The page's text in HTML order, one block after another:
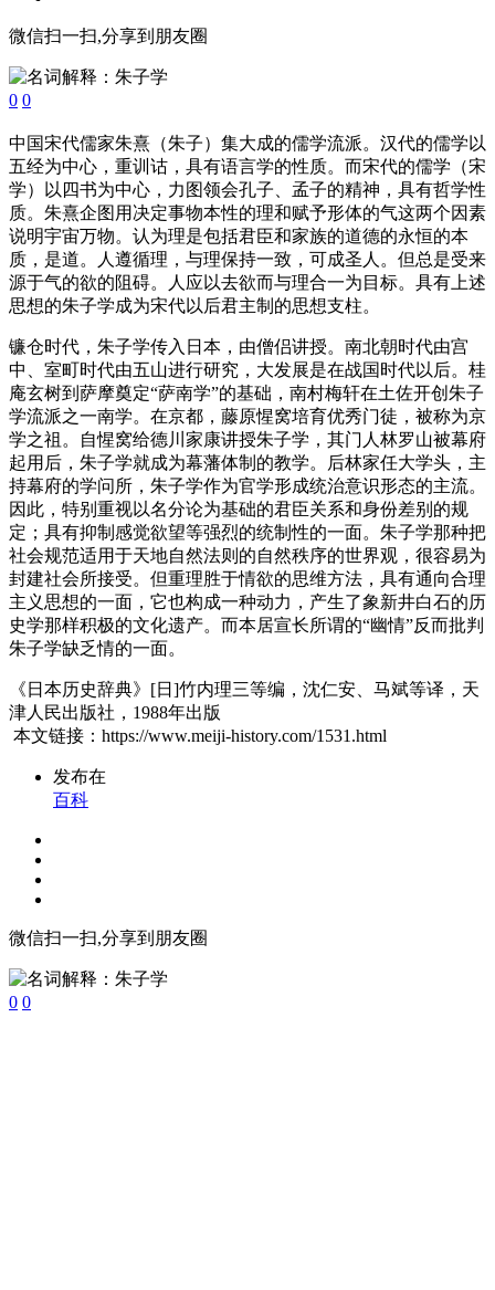
微信扫一扫,分享到朋友圈
0 0
中国宋代儒家朱熹（朱子）集大成的儒学流派。汉代的儒学以
五经为中心，重训诂，具有语言学的性质。而宋代的儒学（宋
学）以四书为中心，力图领会孔子、孟子的精神，具有哲学性
质。朱熹企图用决定事物本性的理和赋予形体的气这两个因素
说明宇宙万物。认为理是包括君臣和家族的道德的永恒的本
质，是道。人遵循理，与理保持一致，可成圣人。但总是受来
源于气的欲的阻碍。人应以去欲而与理合一为目标。具有上述
思想的朱子学成为宋代以后君主制的思想支柱。
镰仓时代，朱子学传入日本，由僧侣讲授。南北朝时代由宫
中、室町时代由五山进行研究，大发展是在战国时代以后。桂
庵玄树到萨摩奠定“萨南学”的基础，南村梅轩在土佐开创朱子
学流派之一南学。在京都，藤原惺窝培育优秀门徒，被称为京
学之祖。自惺窝给德川家康讲授朱子学，其门人林罗山被幕府
起用后，朱子学就成为幕藩体制的教学。后林家任大学头，主
持幕府的学问所，朱子学作为官学形成统治意识形态的主流。
因此，特别重视以名分论为基础的君臣关系和身份差别的规
定；具有抑制感觉欲望等强烈的统制性的一面。朱子学那种把
社会规范适用于天地自然法则的自然秩序的世界观，很容易为
封建社会所接受。但重理胜于情欲的思维方法，具有通向合理
主义思想的一面，它也构成一种动力，产生了象新井白石的历
史学那样积极的文化遗产。而本居宣长所谓的“幽情”反而批判
朱子学缺乏情的一面。
《日本历史辞典》[日]竹内理三等编，沈仁安、马斌等译，天
津人民出版社，1988年出版
本文链接：https://www.meiji-history.com/1531.html
发布在
百科
微信扫一扫,分享到朋友圈
0 0